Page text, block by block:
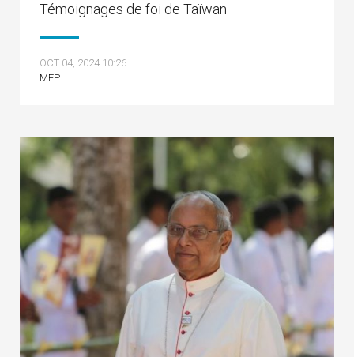
Témoignages de foi de Taïwan
OCT 04, 2024 10:26
MEP